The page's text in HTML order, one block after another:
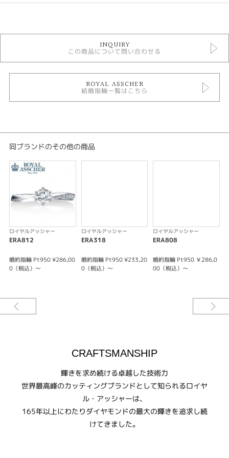
結婚指輪
結婚指輪ゴージャス
エタニティリング
結婚指輪 プラチナカラー
テイスト
結婚指輪 ゴージャス
JRA0332BP
ンドを大きく見せる効果が。サイドからも光を取り込むため、さらなる輝き
を堪能できます。
INQUIRY
この商品について問い合わせる
ROYAL ASSCHER
結婚指輪一覧はこちら
同ブランドのその他の商品
ロイヤルアッシャー
ERA812
婚約指輪 Pt950 ¥286,00
0（税込）～
ロイヤルアッシャー
ERA318
婚約指輪 Pt950 ¥233,20
0（税込）～
ロイヤルアッシャー
ERA808
婚約指輪 Pt950 ￥286,0
00（税込）～
CRAFTSMANSHIP
輝きを求め続ける卓越した技術力
世界最高峰のカッティングブランドとして知られるロイヤ
ル・アッシャーは、
165年以上にわたりダイヤモンドの最大の輝きを追求し続
けてきました。